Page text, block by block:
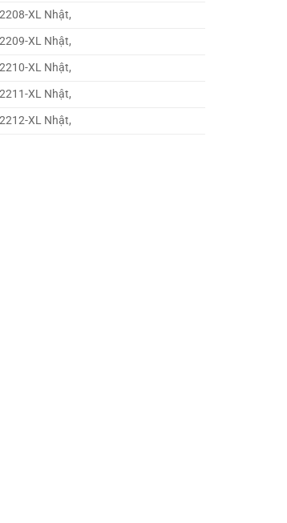
XL Nhật,
XL Nhật,
XL Nhật,
XL Nhật,
XL Nhật,